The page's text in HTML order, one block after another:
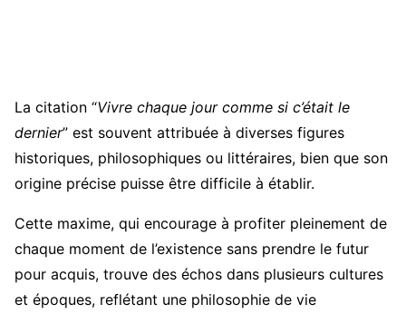
La citation “Vivre chaque jour comme si c’était le
dernier” est souvent attribuée à diverses figures
historiques, philosophiques ou littéraires, bien que son
origine précise puisse être difficile à établir.
Cette maxime, qui encourage à profiter pleinement de
chaque moment de l’existence sans prendre le futur
pour acquis, trouve des échos dans plusieurs cultures
et époques, reflétant une philosophie de vie